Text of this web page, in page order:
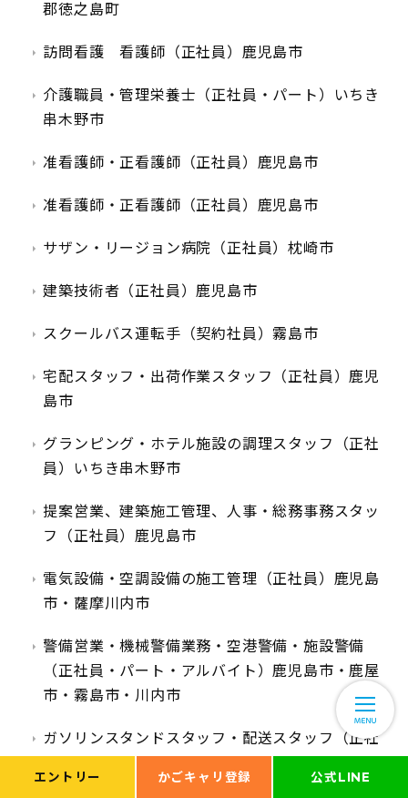
郡徳之島町
訪問看護 看護師（正社員）鹿児島市
介護職員・管理栄養士（正社員・パート）いちき
串木野市
准看護師・正看護師（正社員）鹿児島市
准看護師・正看護師（正社員）鹿児島市
サザン・リージョン病院（正社員）枕崎市
建築技術者（正社員）鹿児島市
スクールバス運転手（契約社員）霧島市
宅配スタッフ・出荷作業スタッフ（正社員）鹿児
島市
グランピング・ホテル施設の調理スタッフ（正社
員）いちき串木野市
提案営業、建築施工管理、人事・総務事務スタッ
フ（正社員）鹿児島市
電気設備・空調設備の施工管理（正社員）鹿児島
市・薩摩川内市
警備営業・機械警備業務・空港警備・施設警備
（正社員・パート・アルバイト）鹿児島市・鹿屋
市・霧島市・川内市
ガソリンスタンドスタッフ・配送スタッフ（正社
エントリー かごキャリ登録 公式LINE